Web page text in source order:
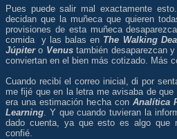
Pues puede salir mal exactamente
decidan que la muñeca que quieren
provisiones de esta muñeca
comida y las balas en The Walking
Júpitero Venustambién desaparezcan
conviertan en el bien más cotizado. Más
Cuando recibí el correo inicial, di por
me fijé que en la letra me avisaba de
era una estimación hecha con Analítica
Learning . Y que cuando tuvieran la
dado cuenta, ya que esto es algo que
confié.